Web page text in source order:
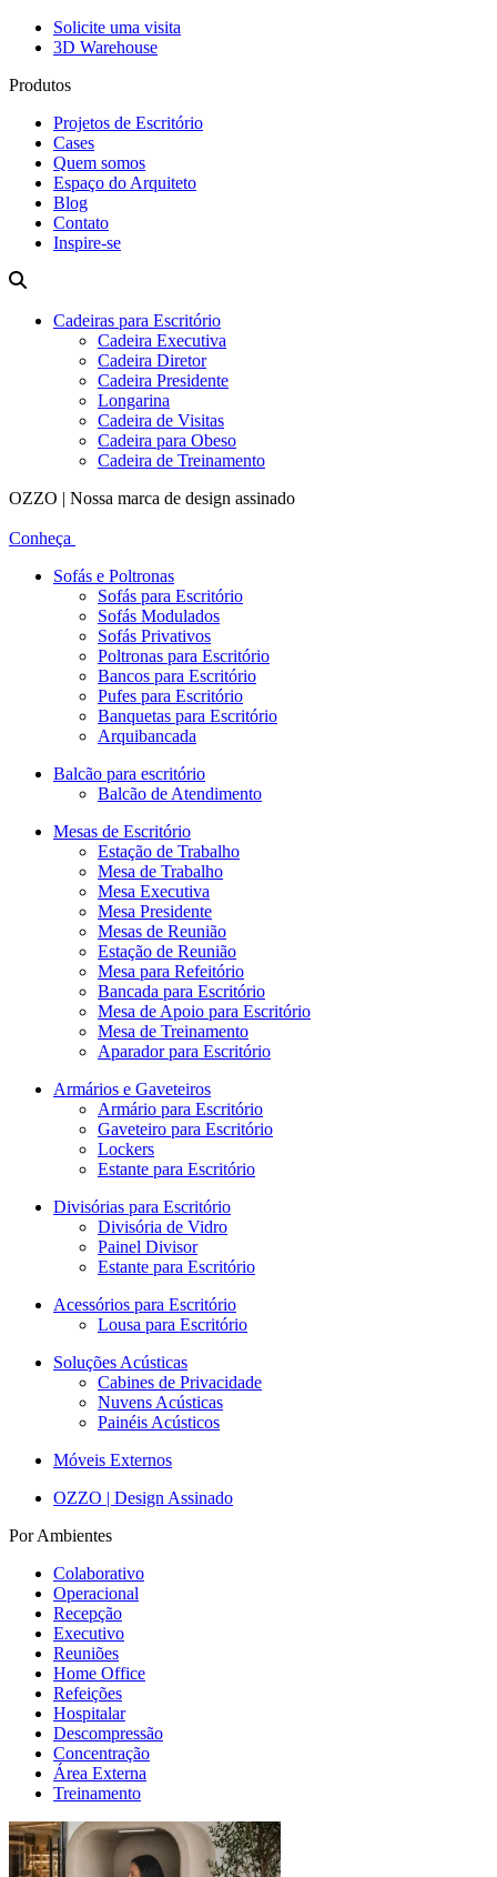
Solicite uma visita
3D Warehouse
Produtos
Projetos de Escritório
Cases
Quem somos
Espaço do Arquiteto
Blog
Contato
Inspire-se
Cadeiras para Escritório
Cadeira Executiva
Cadeira Diretor
Cadeira Presidente
Longarina
Cadeira de Visitas
Cadeira para Obeso
Cadeira de Treinamento
OZZO | Nossa marca de design assinado
Conheça
Sofás e Poltronas
Sofás para Escritório
Sofás Modulados
Sofás Privativos
Poltronas para Escritório
Bancos para Escritório
Pufes para Escritório
Banquetas para Escritório
Arquibancada
Balcão para escritório
Balcão de Atendimento
Mesas de Escritório
Estação de Trabalho
Mesa de Trabalho
Mesa Executiva
Mesa Presidente
Mesas de Reunião
Estação de Reunião
Mesa para Refeitório
Bancada para Escritório
Mesa de Apoio para Escritório
Mesa de Treinamento
Aparador para Escritório
Armários e Gaveteiros
Armário para Escritório
Gaveteiro para Escritório
Lockers
Estante para Escritório
Divisórias para Escritório
Divisória de Vidro
Painel Divisor
Estante para Escritório
Acessórios para Escritório
Lousa para Escritório
Soluções Acústicas
Cabines de Privacidade
Nuvens Acústicas
Painéis Acústicos
Móveis Externos
OZZO | Design Assinado
Por Ambientes
Colaborativo
Operacional
Recepção
Executivo
Reuniões
Home Office
Refeições
Hospitalar
Descompressão
Concentração
Área Externa
Treinamento